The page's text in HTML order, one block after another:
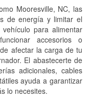
Mooresville, NC, las
de energía y limitar el
para alimentar
accesorios o
afectar la carga de tu
El abastecerte de
adicionales, cables
ayuda a garantizar
lo necesites.
la medida